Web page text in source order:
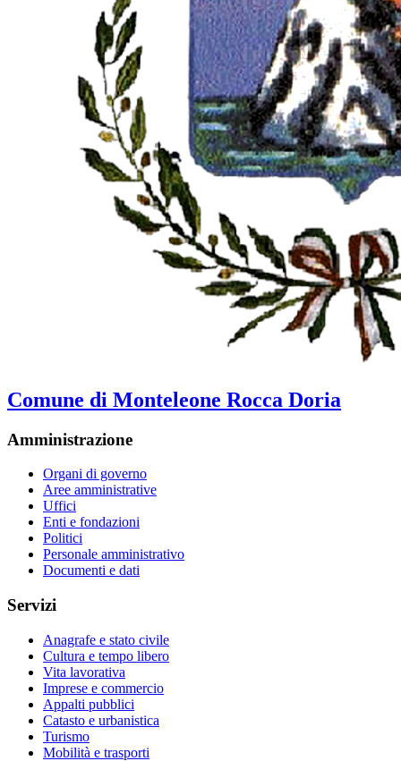
Comune di Monteleone Rocca Doria
Amministrazione
Organi di governo
Aree amministrative
Uffici
Enti e fondazioni
Politici
Personale amministrativo
Documenti e dati
Servizi
Anagrafe e stato civile
Cultura e tempo libero
Vita lavorativa
Imprese e commercio
Appalti pubblici
Catasto e urbanistica
Turismo
Mobilità e trasporti